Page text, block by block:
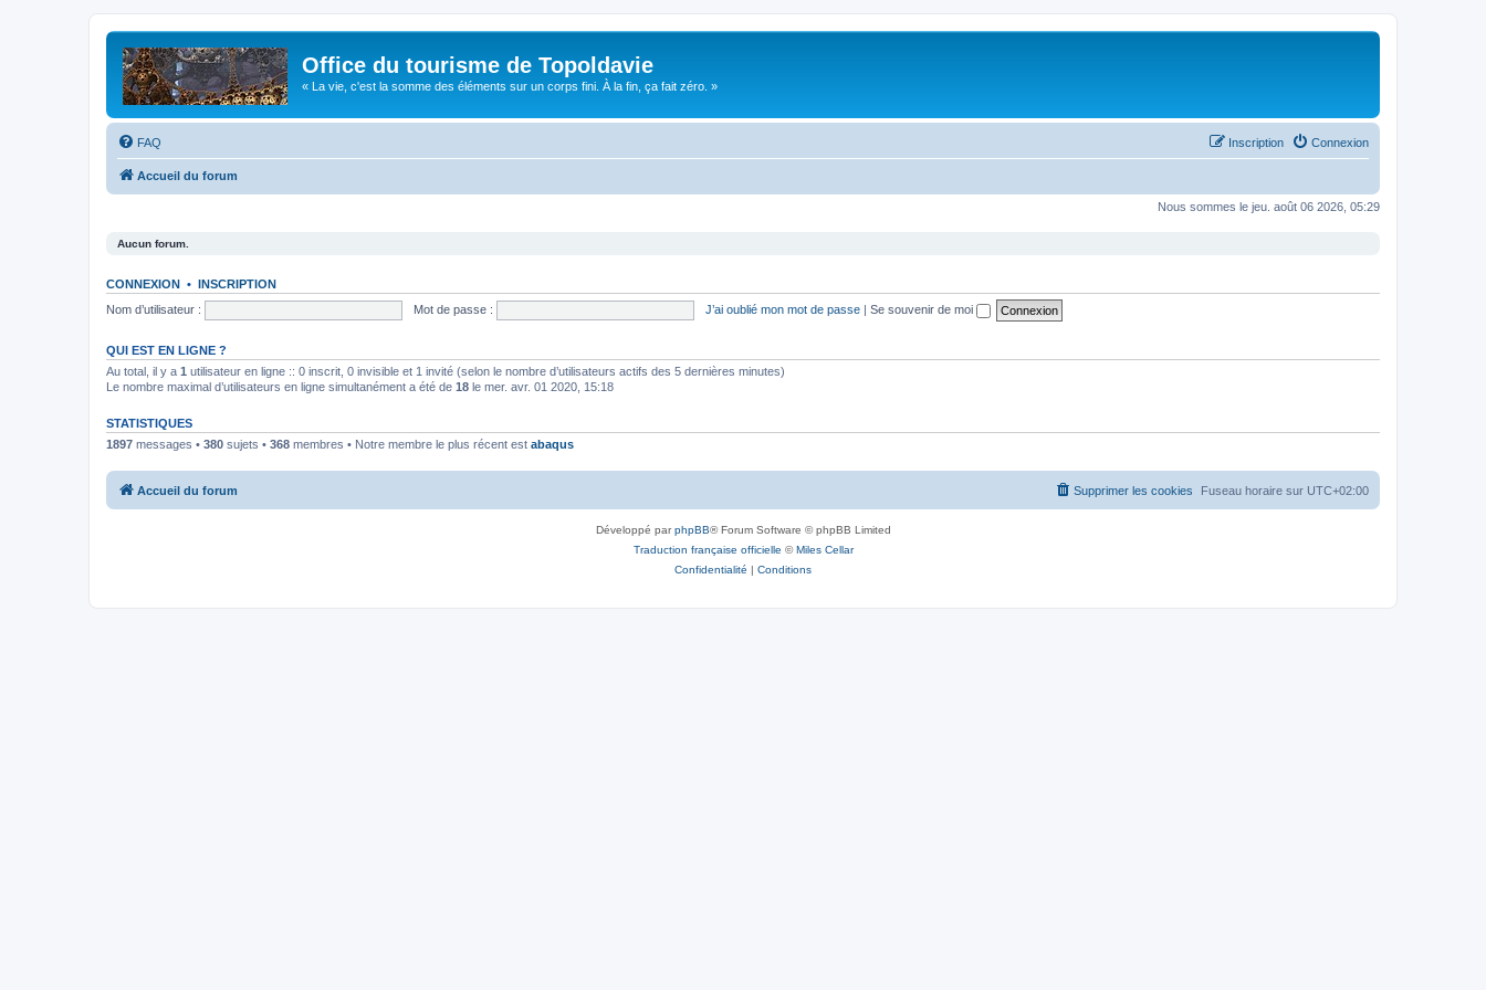
Office du tourisme de Topoldavie
« La vie, c'est la somme des éléments sur un corps fini. À la fin, ça fait zéro. »
FAQ Connexion
Inscription
Accueil du forum
Nous sommes le jeu. août 06 2026, 05:29
Aucun forum.
CONNEXION • INSCRIPTION
Nom d’utilisateur :
Mot de passe : J’ai oublié mon mot de passe | Se souvenir de moi
QUI EST EN LIGNE ?
Au total, il y a 1 utilisateur en ligne :: 0 inscrit, 0 invisible et 1 invité (selon le nombre d’utilisateurs actifs des 5 dernières minutes)
Le nombre maximal d’utilisateurs en ligne simultanément a été de 18 le mer. avr. 01 2020, 15:18
STATISTIQUES
1897 messages • 380 sujets • 368 membres • Notre membre le plus récent est abaqus
Accueil du forum Fuseau horaire sur UTC+02:00
Supprimer les cookies
Développé parphpBB® Forum Software © phpBB Limited
Traduction française officielle ©Miles Cellar
Confidentialité | Conditions